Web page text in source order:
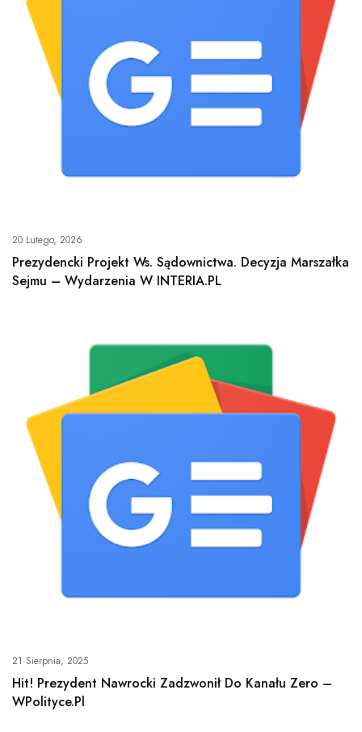
20 Lutego, 2026
Prezydencki Projekt Ws. Sądownictwa. Decyzja Marszałka
Sejmu – Wydarzenia W INTERIA.PL
21 Sierpnia, 2025
Hit! Prezydent Nawrocki Zadzwonił Do Kanału Zero –
WPolityce.pl